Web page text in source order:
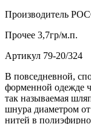
Производитель
Прочее 3,7гр/м.п.
Артикул 79-20/324
В повседневной,
форменной одежде
так называемая
шнура диаметром
нитей в